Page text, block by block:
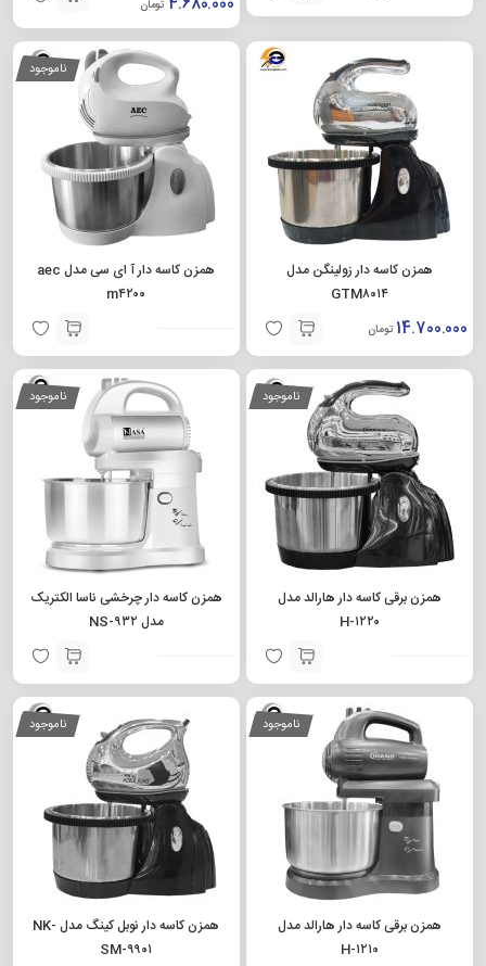
تومان
همزن کاسه دار زولینگن مدل
GTM۸۰۱۴
14.700.000 تومان
ناموجود
همزن کاسه دار آ ای سی مدل aec
m۴۲۰۰
ناموجود
همزن برقی کاسه دار هارالد مدل
H-۱۲۲۰
ناموجود
همزن کاسه دار چرخشی ناسا الکتریک
مدل NS-۹۳۲
ناموجود
همزن برقی کاسه دار هارالد مدل
H-۱۲۱۰
ناموجود
همزن کاسه دار نوبل کینگ مدل NK-
SM-۹۹۰۱